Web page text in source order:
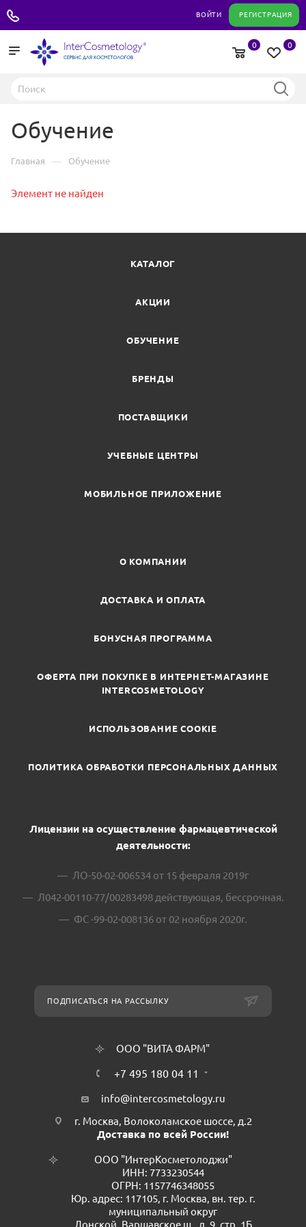
ВОЙТИ РЕГИСТРАЦИЯ
0
0
Обучение
Главная — Обучение
Элемент не найден
КАТАЛОГ
АКЦИИ
ОБУЧЕНИЕ
БРЕНДЫ
ПОСТАВЩИКИ
УЧЕБНЫЕ ЦЕНТРЫ
МОБИЛЬНОЕ ПРИЛОЖЕНИЕ
О КОМПАНИИ
ДОСТАВКА И ОПЛАТА
БОНУСНАЯ ПРОГРАММА
ОФЕРТА ПРИ ПОКУПКЕ В ИНТЕРНЕТ-МАГАЗИНЕ
INTERCOSMETOLOGY
ИСПОЛЬЗОВАНИЕ COOKIE
ПОЛИТИКА ОБРАБОТКИ ПЕРСОНАЛЬНЫХ ДАННЫХ
Лицензии на осуществление фармацевтической
деятельности:
ЛО-50-02-006534 от 15 февраля 2019г
Л042-00110-77/00283498 действующая, бессрочная.
ФС -99-02-008136 от 02 ноября 2020г.
ПОДПИСАТЬСЯ НА РАССЫЛКУ
ООО "ВИТА ФАРМ"
+7 495 180 04 11
info@intercosmetology.ru
г. Москва, Волоколамское шоссе, д.2
Доставка по всей России!
ООО "ИнтерКосметолоджи"
ИНН: 7733230544
ОГРН: 1157746348055
Юр. адрес: 117105, г. Москва, вн. тер. г.
муниципальный округ
Донской, Варшавское ш., д. 9, стр. 1Б